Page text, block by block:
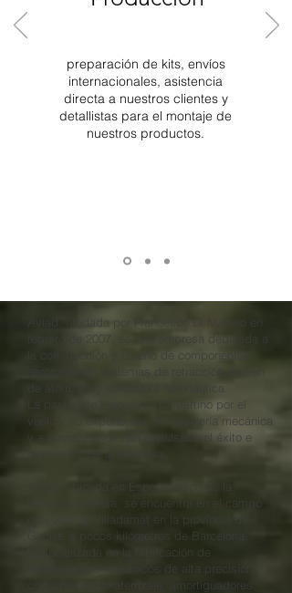
Aviad, fundada por Francesco Di Martino en
febrero de 2007, es una empresa dedicada a
la construcción y diseño de componentes
aeronáuticos, sistemas de retracción de tren
La pasión de Francesco Di Martino por el
vuelo y su experiencia en ingeniería mecánica
y automatización han impulsado el éxito e
innovación de la empresa.
Aviad, ubicada en España cerca de la
frontera francesa, se encuentra en el campo
de vuelo de Villadamat en la provincia de
Girona, a pocos kilómetros de Barcelona.
Especializada en la fabricación de
componentes mecánicos de alta precisión,
como trenes de aterrizaje, amortiguadores,
preparación de kits, envíos
internacionales, asistencia
directa a nuestros clientes y
detallistas para el montaje de
nuestros productos.